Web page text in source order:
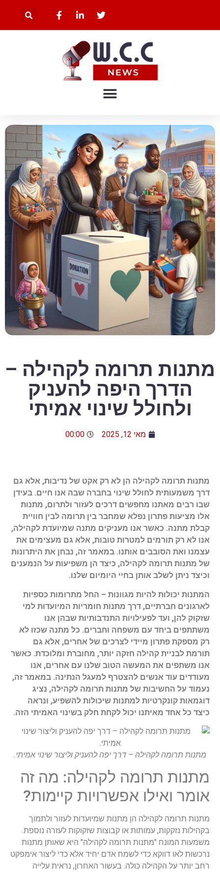
מתנות תרומה לקהילה –
הדרך היפה להעניק
ולחולל שינוי אמיתי
מאי 12, 2025 00:00
מתנות תרומה לקהילה הן לא רק אקט של נדיבות, אלא גם
דרך משמעותית לחולל שינוי בחברה שבה אנו חיים. בעידן
שבו רבים מאתנו מחפשים דרכים לעזור ולתרום, מתנות
אלו מציעות פתרון נפלא שמחבר בין תרומה לבין חוויית
קבלת מתנה. כאשר אנו מעניקים מתנה שמיועדת לקהילה,
אנו לא רק תורמים למטרות טובות, אלא גם מעצימים את
עצמנו ואת הסובבים אותנו. במאמר זה, נבחן את היתרונות
של מתנות תרומה לקהילה, כיצד הן משפיעות על הנמענים
וכיצד ניתן לשלב אותן בחיי היומיום שלנו.
המתנות יכולות להיות מגוונות – החל מתרומות כספיות
לארגונים חברתיים, דרך מתנות חומריות המיועדות למי
שזקוק להן, ועד לפעילויות התנדבותיות שבהן אנו
משתתפים ביחד עם משפחה וחברים. כל מתנה שכזו לא
רק מספקת פתרון מיידי לצרכים של אחרים, אלא גם
תורמת לבניית קהילה חזקה יותר, מחוברת ומלוכדת. כאשר
אנו משתפים את המעשה הטוב שלנו עם אחרים, אנו
מעודדים עוד אנשים להצטרף למעגל הנתינה. במאמר זה,
נעמוד על החשיבות של מתנות תרומה לקהילה, נציג
דוגמאות קונקרטיות למתנות שיכולות להשפיע, ונראה
כיצד כל אחד מאיתנו יכול לקחת חלק בשינוי האמיתי הזה.
מתנות תרומה לקהילה – דרך יפה להעניק וליצור שינוי אמיתי.
מתנות תרומה לקהילה: מה זה
אומר ואילו אפשרויות קיימות?
מתנות תרומה לקהילה הן מתנות שמיועדות לעזור ולתמוך
בקהילות נזקקות, עמותות או קבוצות שזקוקות לעזרה נוספת.
משמעות המונח "מתנות תרומה לקהילה" היא שאותן מתנות
נרכשות לאו דווקא כדי לשמח אדם יחיד אלא כדי ליצור אימפקט
רחב יותר על הקהילה כולה. בעשור האחרון, נראית עלייה